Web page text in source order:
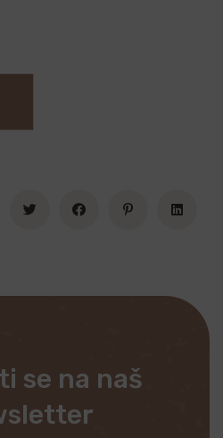
se na naš